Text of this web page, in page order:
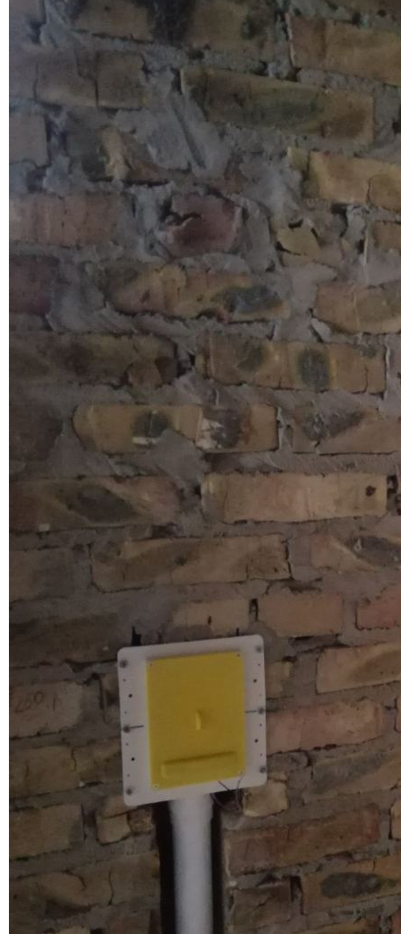
Б 2. Планування
Б 2.2.
Б 2.4.
В 1. Вимоги
В 1.1.
В 1.2.
В 1.3.
В 1.4.
В 2. Об'єкти, продукція +
В 2.1.
В 2.2.
В 2.3.
В 2.4.
В 2.5.
В 2.6.
В 2.7.
В 2.8.
В 3. Експлуатація, ремонт
В 3.1.
В 3.2.
ДБН Г.
Г 1. Рекомендації
ДБН Д.
+
Д 1. Нормування
Д 1.2.
Д 2. Кошториси
Статті
Абетка